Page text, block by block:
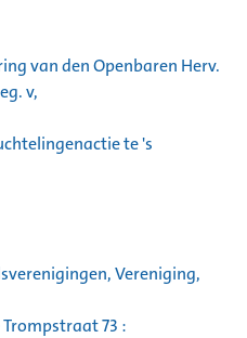
van den Openbaren Herv.
v,
te 's
Vereniging,
73 :